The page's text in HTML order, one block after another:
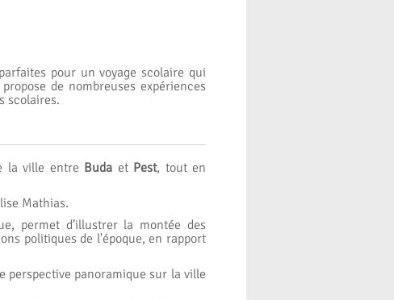
pour un voyage scolaire qui
de nombreuses expériences
scolaires.
la ville entre Buda et Pest, tout en
Mathias.
permet d’illustrer la montée des
politiques de l'époque, en rapport
perspective panoramique sur la ville